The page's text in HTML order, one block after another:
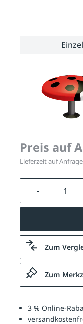
Preis auf
Lieferzeit auf Anfrage
Produkt
Zum
Zum
3 % Online-